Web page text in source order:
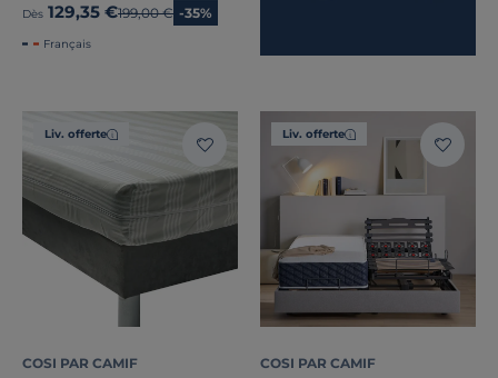
Dès 129,35 €Ancien prix
199,00 € -35%
Français
Liv. offerte
COSI PAR CAMIF
Liv. offerte
COSI PAR CAMIF